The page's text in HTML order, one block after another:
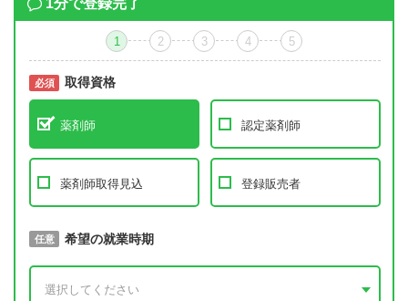
1分で登録完了
1 2 3 4 5
必須 取得資格
薬剤師 認定薬剤師
薬剤師取得見込 登録販売者
必須 取得予定年
任意 希望の就業時期